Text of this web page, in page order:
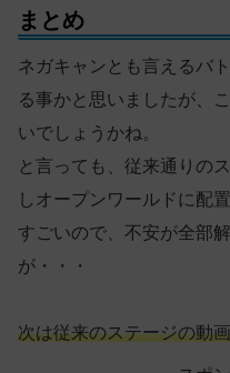
まとめ
ネガキャンとも言えるバ
る事かと思いましたが、
いでしょうかね。
と言っても、従来通りの
しオープンワールドに配
すごいので、不安が全部
が・・・
次は従来のステージの動